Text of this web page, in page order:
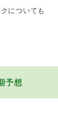
についても
予想